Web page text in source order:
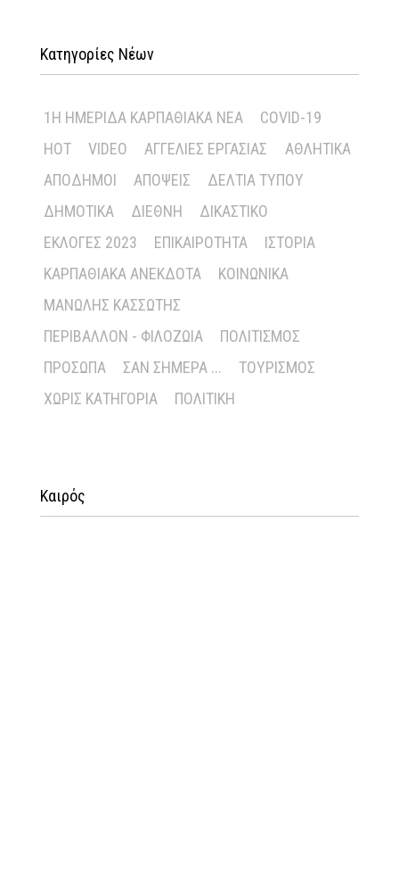
Κατηγορίες Νέων
1Η ΗΜΕΡΊΔΑ ΚΑΡΠΑΘΙΑΚΆ ΝΈΑ
COVID-19
HOT
VIDEO ΑΓΓΕΛΊΕΣ ΕΡΓΑΣΊΑΣ
ΑΘΛΗΤΙΚΆ
ΑΠΌΔΗΜΟΙ
ΑΠΌΨΕΙΣ
ΔΕΛΤΊΑ ΤΎΠΟΥ
ΔΗΜΟΤΙΚΆ
ΔΙΕΘΝΉ
ΔΙΚΑΣΤΙΚΌ
ΕΚΛΟΓΈΣ 2023
ΕΠΙΚΑΙΡΌΤΗΤΑ
ΙΣΤΟΡΊΑ
ΚΑΡΠΑΘΙΑΚΆ ΑΝΈΚΔΟΤΑ
ΚΟΙΝΩΝΙΚΆ
ΜΑΝΏΛΗΣ ΚΑΣΣΏΤΗΣ
ΠΕΡΙΒΆΛΛΟΝ - ΦΙΛΟΖΩΊΑ
ΠΟΛΙΤΙΣΜΌΣ
ΠΡΌΣΩΠΑ
ΣΑΝ ΣΉΜΕΡΑ ...
ΤΟΥΡΙΣΜΌΣ
ΧΩΡΊΣ ΚΑΤΗΓΟΡΊΑ
ΠΟΛΙΤΙΚΉ
Καιρός